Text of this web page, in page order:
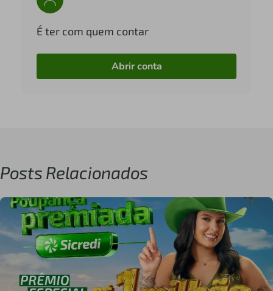
É ter com quem contar
Abrir conta
Posts Relacionados